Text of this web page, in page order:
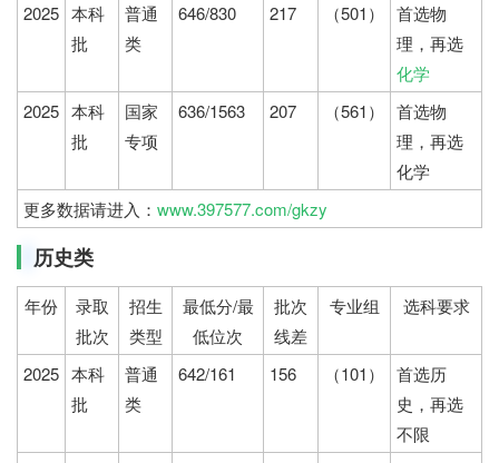
2025 本科
批
普通
类
646/830 217 （501）
首选物
理，再选
化学
2025 本科
批
国家
专项
636/1563 207 （561）
首选物
理，再选
化学
更多数据请进入： www.397577.com/gkzy
历史类
年份
录取
批次
招生
类型
最低分/最
低位次
批次
线差
专业组 选科要求
2025 本科
批
普通
类
642/161 156 （101）
首选历
史，再选
不限